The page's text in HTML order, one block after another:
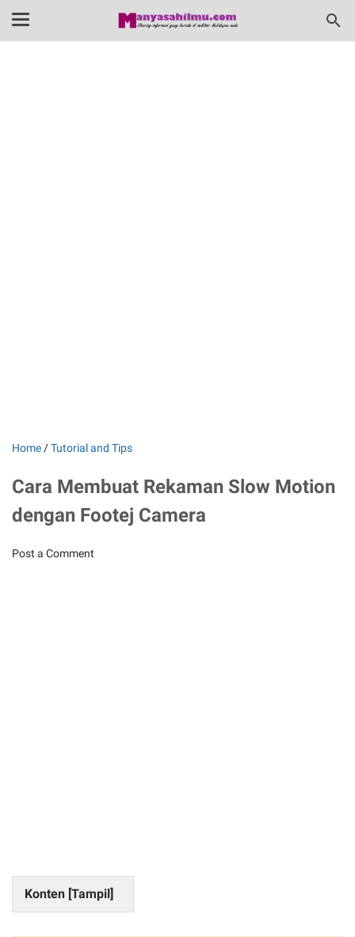
Home /Tutorial and Tips
Cara Membuat Rekaman Slow Motion
dengan Footej Camera
Post a Comment
Konten [Tampil]